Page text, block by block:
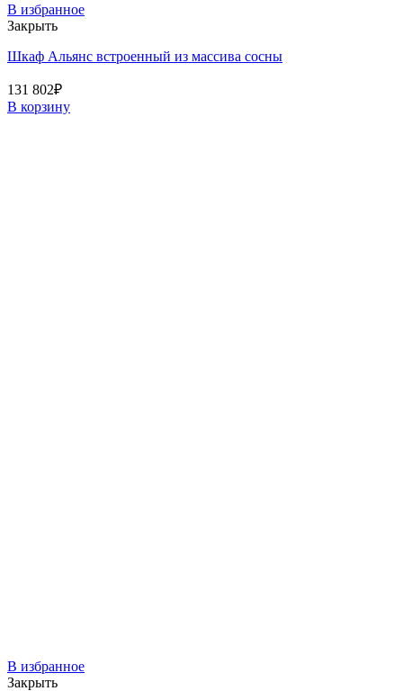
В избранное
Закрыть
Шкаф Альянс встроенный из массива сосны
131 802₽
В корзину
В избранное
Закрыть